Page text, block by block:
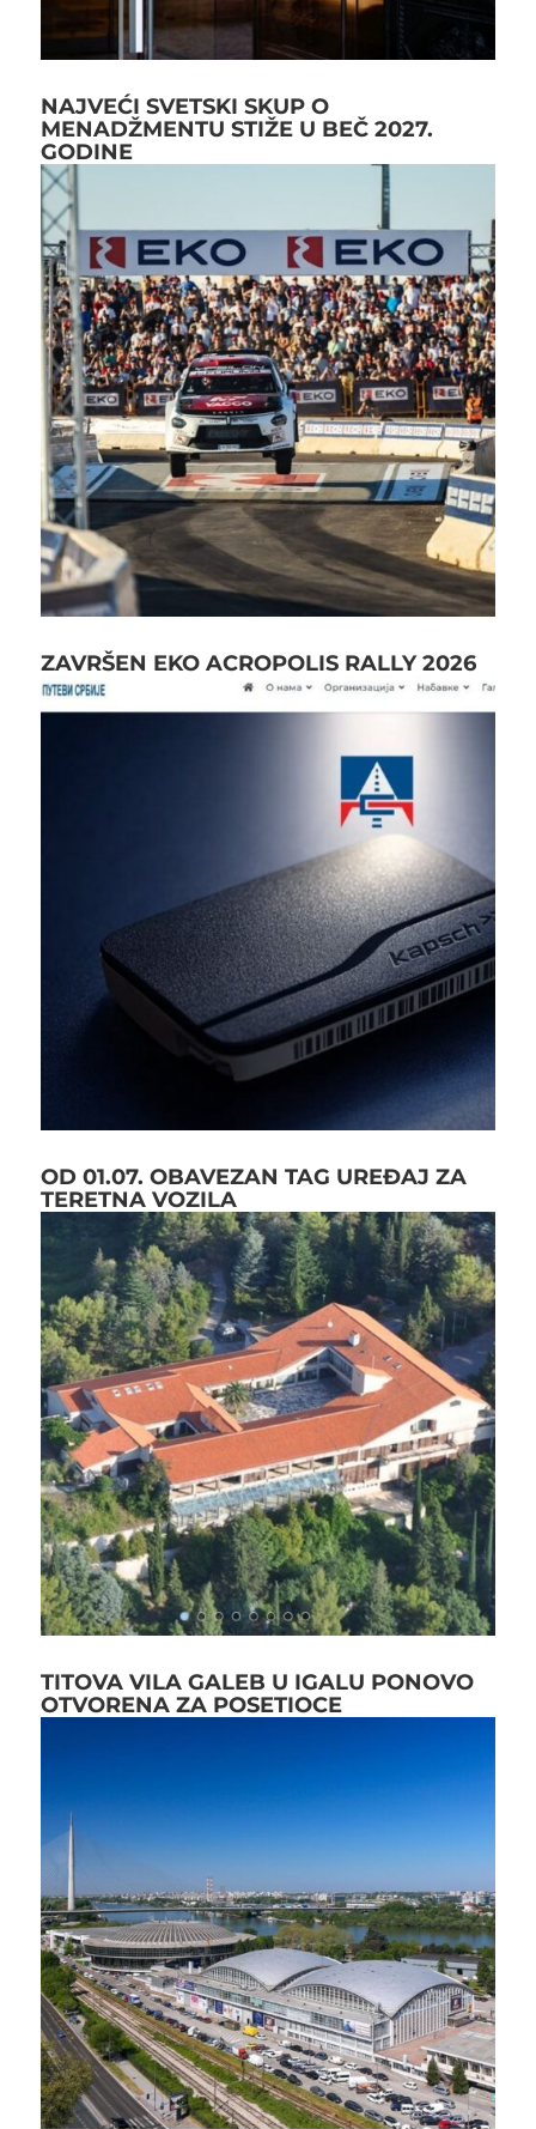
NAJVEĆI SVETSKI SKUP O
MENADŽMENTU STIŽE U BEČ 2027.
GODINE
ZAVRŠEN EKO ACROPOLIS RALLY 2026
OD 01.07. OBAVEZAN TAG UREĐAJ ZA
TERETNA VOZILA
TITOVA VILA GALEB U IGALU PONOVO
OTVORENA ZA POSETIOCE